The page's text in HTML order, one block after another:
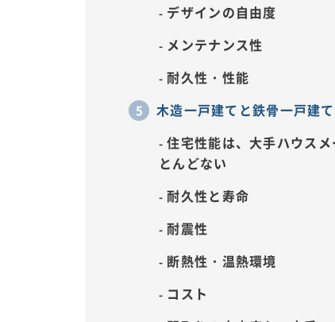
デザインの自由度
メンテナンス性
耐久性・性能
木造一戸建てと鉄骨一戸建
住宅性能は、大手ハウス
とんどない
耐久性と寿命
耐震性
断熱性・温熱環境
コスト